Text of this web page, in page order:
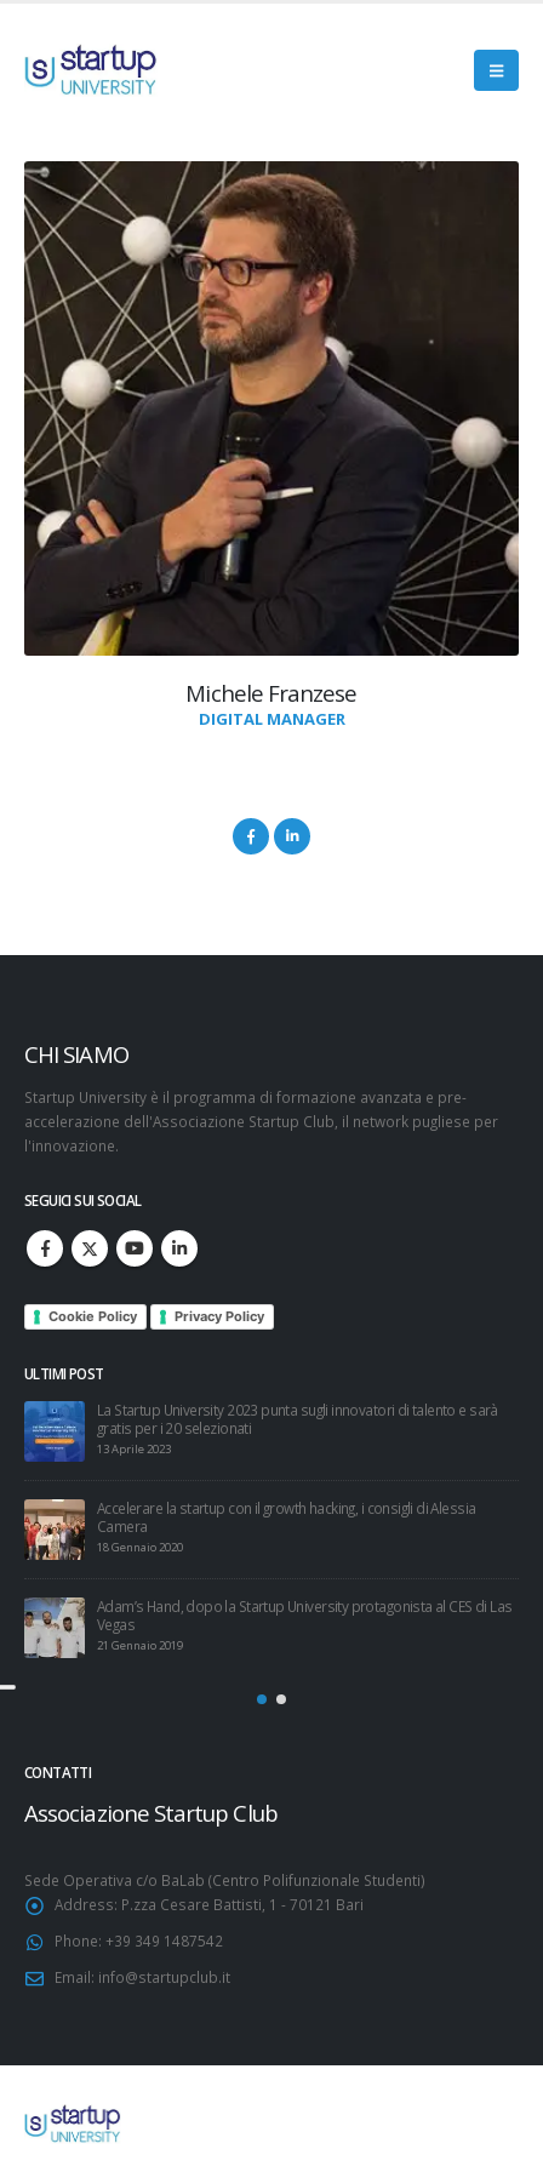
Michele Franzese
DIGITAL MANAGER
CHI SIAMO
Startup University è il programma di formazione avanzata e pre-
accelerazione dell'Associazione Startup Club, il network pugliese per
l'innovazione.
SEGUICI SUI SOCIAL
Cookie Policy Privacy Policy
ULTIMI POST
La Startup University 2023 punta sugli innovatori di talento e sarà
gratis per i 20 selezionati
13 Aprile 2023
Accelerare la startup con il growth hacking, i consigli di Alessia
Camera
18 Gennaio 2020
Adam’s Hand, dopo la Startup University protagonista al CES di Las
Vegas
21 Gennaio 2019
CONTATTI
Associazione Startup Club
Sede Operativa c/o BaLab (Centro Polifunzionale Studenti)
Address: P.zza Cesare Battisti, 1 - 70121 Bari
Phone: +39 349 1487542
Email: info@startupclub.it